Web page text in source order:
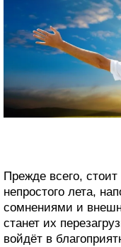
Прежде всего, стоит
непростого лета,
сомнениями и
станет их
войдёт в